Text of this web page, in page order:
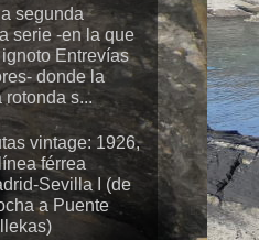
segunda
serie -en la que
Entrevías
donde la
rotonda s...
vintage: 1926,
férrea
Sevilla I (de
a Puente